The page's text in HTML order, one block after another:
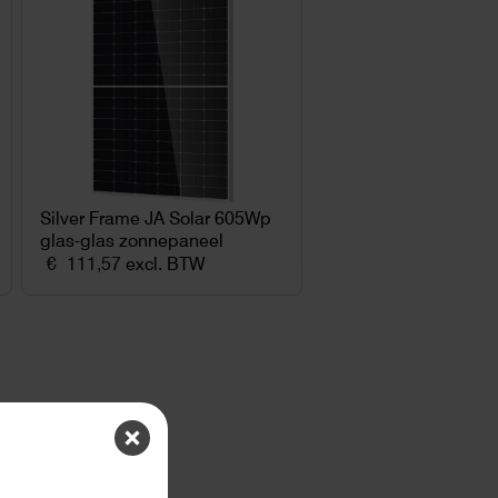
Silver Frame JA Solar 605Wp
glas-glas zonnepaneel
€ 111,57 excl. BTW